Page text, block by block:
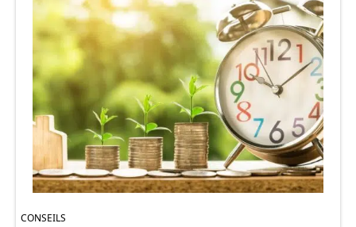
CONSEILS